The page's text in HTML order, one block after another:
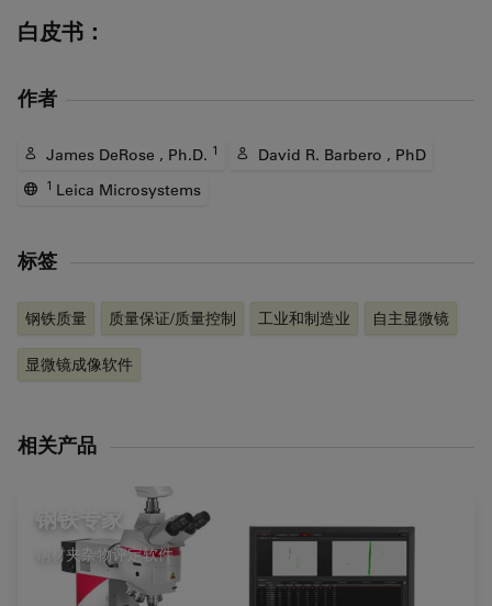
白皮书：
作者
James DeRose , Ph.D. 1 David R. Barbero , PhD
1 Leica Microsystems
标签
钢铁质量 质量保证/质量控制 工业和制造业 自主显微镜
显微镜成像软件
相关产品
钢铁专家
钢材夹杂物评定软件